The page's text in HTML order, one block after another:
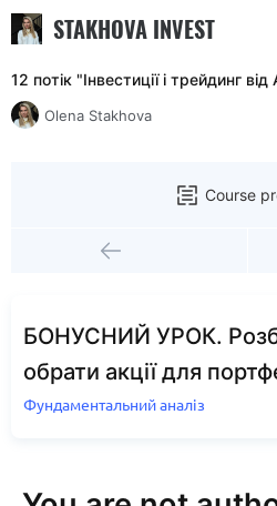
STAKHOVA INVEST
12 потік "Інвестиції і трейдинг
Olena Stakhova
Course
БОНУСНИЙ УРОК.
обрати акції для
Фундаментальний аналіз